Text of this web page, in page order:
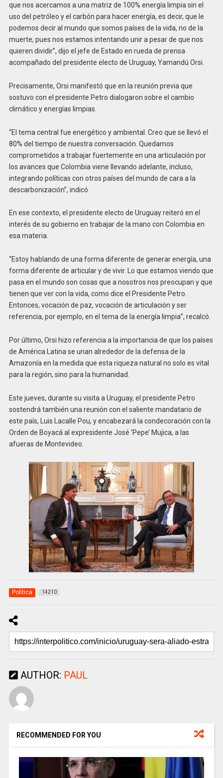
que nos acercamos a una matriz de 100% energía limpia sin el
uso del petróleo y el carbón para hacer energía, es decir, que le
podemos decir al mundo que somos países de la vida, no de la
muerte, pues nos estamos intentando unir a pesar de que nos
quieren dividir”, dijo el jefe de Estado en rueda de prensa
acompañado del presidente electo de Uruguay, Yamandú Orsi.
Precisamente, Orsi manifestó que en la reunión previa que
sostuvo con el presidente Petro dialogaron sobre el cambio
climático y energías limpias.
“El tema central fue energético y ambiental. Creo que se llevó el
80% del tiempo de nuestra conversación. Quedamos
comprometidos a trabajar fuertemente en una articulación por
los avances que Colombia viene llevando adelante, incluso,
integrando políticas con otros países del mundo de cara a la
descarbonización”, indicó.
En ese contexto, el presidente electo de Uruguay reiteró en el
interés de su gobierno en trabajar de la mano con Colombia en
esa materia.
“Estoy hablando de una forma diferente de generar energía, una
forma diferente de articular y de vivir. Lo que estamos viendo que
pasa en el mundo son cosas que a nosotros nos preocupan y que
tienen que ver con la vida, como dice el Presidente Petro.
Entonces, vocación de paz, vocación de articulación y ser
referencia, por ejemplo, en el tema de la energía limpia”, recalcó.
Por último, Orsi hizo referencia a la importancia de que los países
de América Latina se unan alrededor de la defensa de la
Amazonía en la medida que esta riqueza natural no solo es vital
para la región, sino para la humanidad.
Este jueves, durante su visita a Uruguay, el presidente Petro
sostendrá también una reunión con el saliente mandatario de
este país, Luis Lacalle Pou, y encabezará la condecoración con la
Orden de Boyacá al expresidente José ‘Pepe’ Mujica, a las
afueras de Montevideo.
Politica 14210
AUTHOR: PAUL
RECOMMENDED FOR YOU